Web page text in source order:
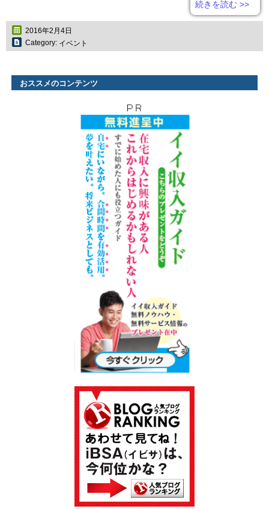
続きを読む >>
2016年2月4日
Category: イベント
おススメのコンテンツ